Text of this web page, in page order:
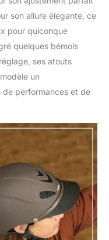
son allure élégante, ce
pour quiconque
quelques bémols
ses atouts
un
de performances et de